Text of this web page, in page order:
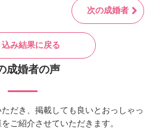
次の成婚者
込み結果に戻る
成婚者の声
だき、掲載しても良いとおっしゃっ
ご紹介させていただきます。